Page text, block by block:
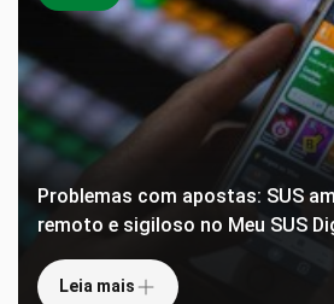
Problemas com apostas: SUS
remoto e sigiloso no Meu SUS
Leia mais
Anvisa proíbe lote falsificado de